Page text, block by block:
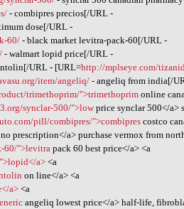
- combipres precios[/URL -
dose[/URL -
60/ - black market levitra-pack-60[/URL -
- walmart lopid price[/URL -
URL - [URL=http://mplseye.com/
item/angeliq/ - angeliq from india[/
trimethoprim/">trimethoprim online
synclar-500/">lowprice synclar 500</a>
pill/combipres/">combipres costco
prescription</a> purchase vermox from
60/">levitra pack 60 best price</a> <a
a> <a
on line</a> <a
a> <a
angeliq lowest price</a> half-life,